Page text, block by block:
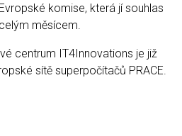
komise, která jí souhlas
měsícem.
centrum IT4Innovations je již
sítě superpočítačů PRACE.